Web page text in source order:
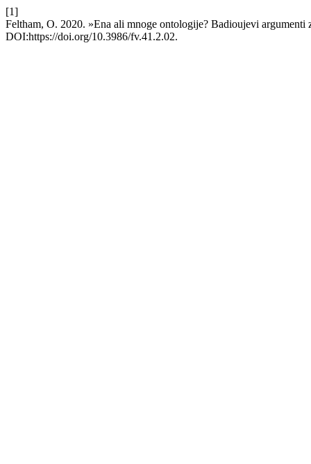
[1]
Feltham, O. 2020. »Ena ali mnoge ontologije? Badioujevi argumenti
DOI:https://doi.org/10.3986/fv.41.2.02.